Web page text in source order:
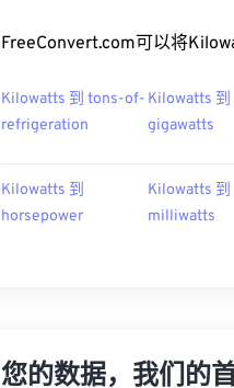
FreeConvert.com可以将
Kilowatts 到 tons-of-
refrigeration
Kilowatts 到
gigawatts
Kilowatts 到
horsepower
Kilowatts 到
milliwatts
您的数据，我们的